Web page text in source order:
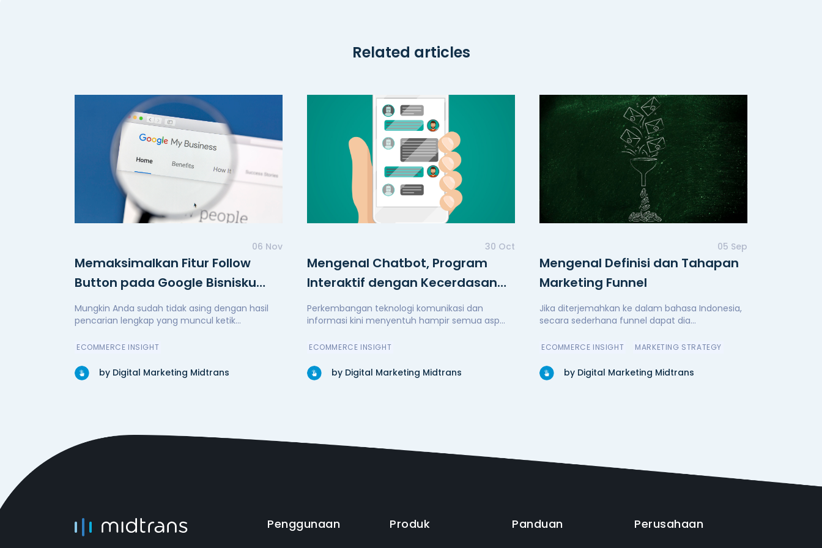
Related articles
06 Nov
Memaksimalkan Fitur Follow
Button pada Google Bisnisku
Anda
Mungkin Anda sudah tidak asing dengan hasil
pencarian lengkap yang muncul ketik...
ECOMMERCE INSIGHT
by Digital Marketing Midtrans
30 Oct
Mengenal Chatbot, Program
Interaktif dengan Kecerdasan
Buatan
Perkembangan teknologi komunikasi dan
informasi kini menyentuh hampir semua asp...
ECOMMERCE INSIGHT
by Digital Marketing Midtrans
05 Sep
Mengenal Definisi dan Tahapan
Marketing Funnel
Jika diterjemahkan ke dalam bahasa Indonesia,
secara sederhana funnel dapat dia...
ECOMMERCE INSIGHT MARKETING STRATEGY
by Digital Marketing Midtrans
Penggunaan Produk Panduan Perusahaan